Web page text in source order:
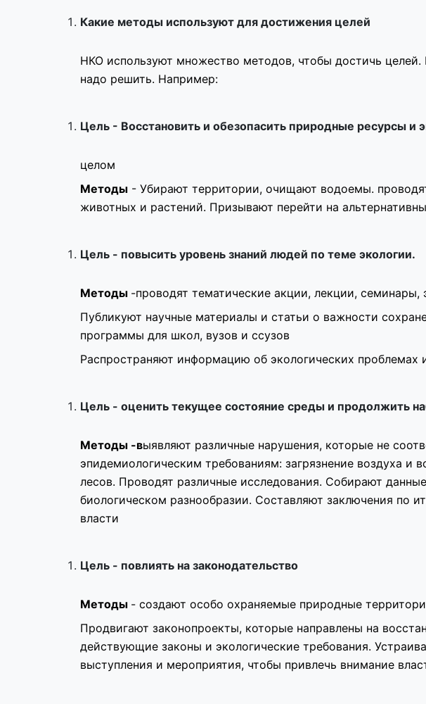
Какие методы используют для достижения целей
НКО используют множество методов, чтобы достичь целей.
надо решить. Например:
Цель - Восстановить и обезопасить природные ресурсы и
целом
Методы - Убирают территории, очищают водоемы.
животных и растений. Призывают перейти на
Цель - повысить уровень знаний людей по теме экологии.
Методы -проводят тематические акции, лекции, семинары,
Публикуют научные материалы и статьи о важности
программы для школ, вузов и ссузов
Распространяют информацию об экологических
Цель - оценить текущее состояние среды и продолжить
Методы -выявляют различные нарушения, которые не
эпидемиологическим требованиям: загрязнение воздуха и
лесов. Проводят различные исследования. Собирают
биологическом разнообразии. Составляют заключения по
власти
Цель - повлиять на законодательство
Методы - создают особо охраняемые природные
Продвигают законопроекты, которые направлены на
действующие законы и экологические требования.
выступления и мероприятия, чтобы привлечь внимание